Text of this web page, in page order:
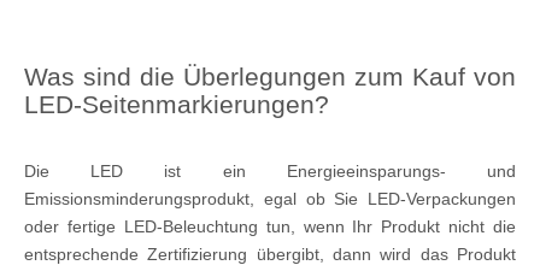
Was sind die Überlegungen zum Kauf von
LED-Seitenmarkierungen?
Die LED ist ein Energieeinsparungs- und
Emissionsminderungsprodukt, egal ob Sie LED-Verpackungen
oder fertige LED-Beleuchtung tun, wenn Ihr Produkt nicht die
entsprechende Zertifizierung übergibt, dann wird das Produkt